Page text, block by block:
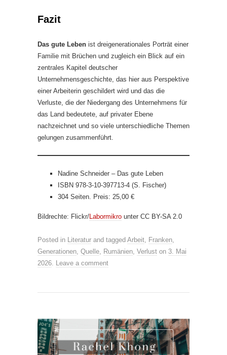
Fazit
Das gute Leben ist dreigenerationales Porträt einer
Familie mit Brüchen und zugleich ein Blick auf ein
zentrales Kapitel deutscher
Unternehmensgeschichte, das hier aus Perspektive
einer Arbeiterin geschildert wird und das die
Verluste, die der Niedergang des Unternehmens für
das Land bedeutete, auf privater Ebene
nachzeichnet und so viele unterschiedliche Themen
gelungen zusammenführt.
Nadine Schneider – Das gute Leben
ISBN 978-3-10-397713-4 (S. Fischer)
304 Seiten. Preis: 25,00 €
Bildrechte: Flickr/ Labormikro unter CC BY-SA 2.0
Posted in Literatur and tagged Arbeit Franken
Generationen Quelle Rumänien Verlust on 3. Mai
2026
Leave a comment